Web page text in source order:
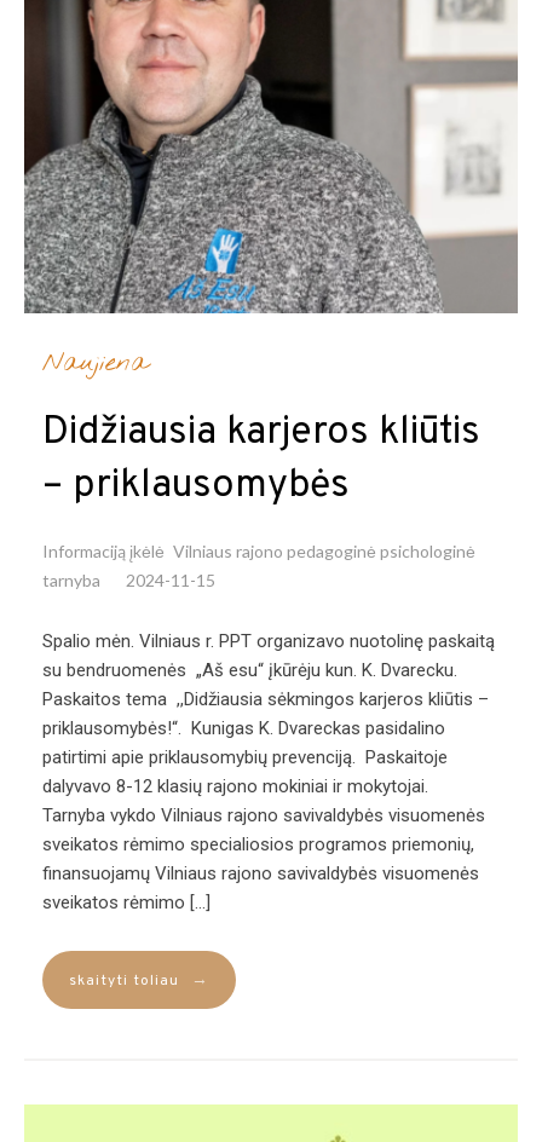
Naujiena
Didžiausia karjeros kliūtis
– priklausomybės
Informaciją įkėlė Vilniaus rajono pedagoginė psichologinė
tarnyba
2024-11-15
Spalio mėn. Vilniaus r. PPT organizavo nuotolinę paskaitą
su bendruomenės „Aš esu“ įkūrėju kun. K. Dvarecku.
Paskaitos tema ,,Didžiausia sėkmingos karjeros kliūtis –
priklausomybės!“. Kunigas K. Dvareckas pasidalino
patirtimi apie priklausomybių prevenciją. Paskaitoje
dalyvavo 8-12 klasių rajono mokiniai ir mokytojai.
Tarnyba vykdo Vilniaus rajono savivaldybės visuomenės
sveikatos rėmimo specialiosios programos priemonių,
finansuojamų Vilniaus rajono savivaldybės visuomenės
sveikatos rėmimo […]
skaityti toliau →